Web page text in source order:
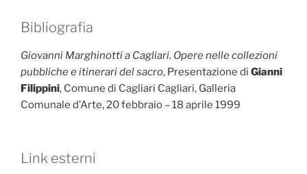
Bibliografia
Giovanni Marghinotti a Cagliari. Opere nelle collezioni
pubbliche e itinerari del sacro, Presentazione di Gianni
Filippini, Comune di Cagliari Cagliari, Galleria
Comunale d’Arte, 20 febbraio – 18 aprile 1999
Link esterni